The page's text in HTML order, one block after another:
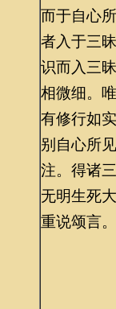
而于自心
者入于三
识而入三
相微细。
有修行如
别自心所
注。得诸
无明生死
重说颂言。